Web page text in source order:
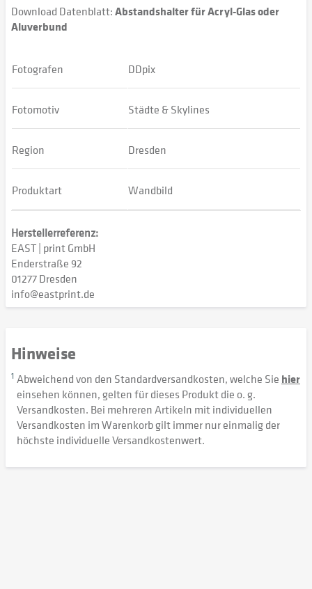
Download Datenblatt:Abstandshalter für Acryl-Glas oder
Aluverbund
Fotografen DDpix
Fotomotiv Städte & Skylines
Region Dresden
Produktart Wandbild
Herstellerreferenz:
EAST | print GmbH
Enderstraße 92
01277 Dresden
info@eastprint.de
Hinweise
1 Abweichend von den Standardversandkosten, welche Sie hier
einsehen können, gelten für dieses Produkt die o. g.
Versandkosten. Bei mehreren Artikeln mit individuellen
Versandkosten im Warenkorb gilt immer nur einmalig der
höchste individuelle Versandkostenwert.